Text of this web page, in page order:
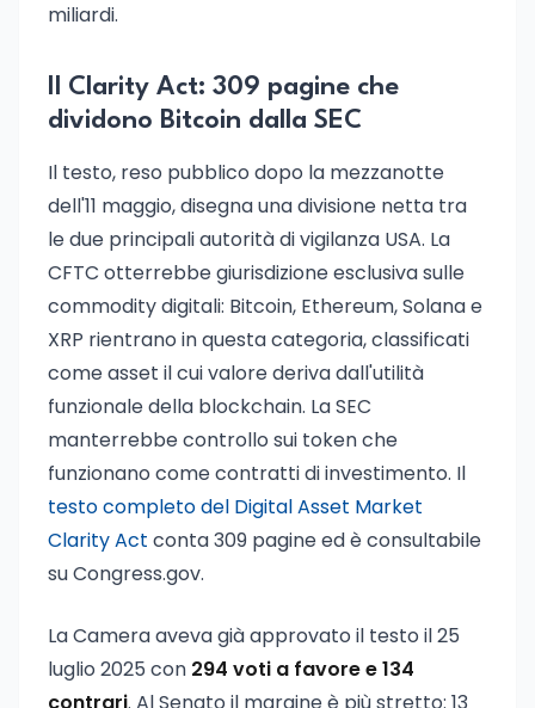
miliardi.
Il Clarity Act: 309 pagine che
dividono Bitcoin dalla SEC
Il testo, reso pubblico dopo la mezzanotte
dell'11 maggio, disegna una divisione netta tra
le due principali autorità di vigilanza USA. La
CFTC otterrebbe giurisdizione esclusiva sulle
commodity digitali: Bitcoin, Ethereum, Solana e
XRP rientrano in questa categoria, classificati
come asset il cui valore deriva dall'utilità
funzionale della blockchain. La SEC
manterrebbe controllo sui token che
funzionano come contratti di investimento. Il
testo completo del Digital Asset Market
Clarity Act conta 309 pagine ed è consultabile
su Congress.gov.
La Camera aveva già approvato il testo il 25
luglio 2025 con 294 voti a favore e 134